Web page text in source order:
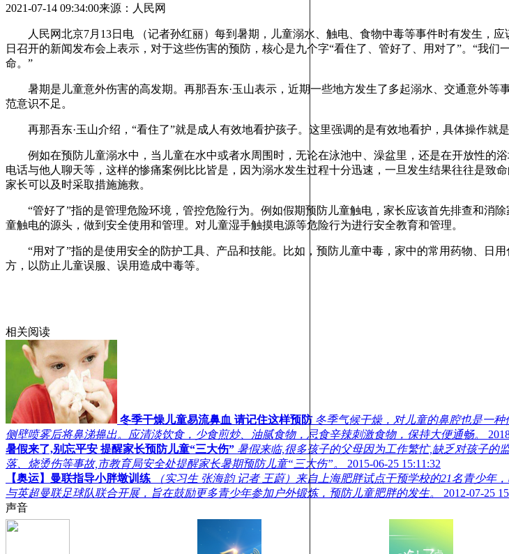
2021-07-14 09:34:00来源：人民网
人民网北京7月13日电 （记者孙红丽）每到暑期，儿童溺水、触电、食物中毒等事件时有发生，应
日召开的新闻发布会上表示，对于这些伤害的预防，核心是九个字“看住了、管好了、用对了”。“我
命。”
暑期是儿童意外伤害的高发期。再那吾东·玉山表示，近期一些地方发生了多起溺水、交通意外等
范意识不足。
再那吾东·玉山介绍，“看住了”就是成人有效地看护孩子。这里强调的是有效地看护，具体操作就是
例如在预防儿童溺水中，当儿童在水中或者水周围时，无论在泳池中、澡盆里，还是在开放性的
电话与他人聊天等，这样的惨痛案例比比皆是，因为溺水发生过程十分迅速，一旦发生结果往往是致
家长可以及时采取措施施救。
“管好了”指的是管理危险环境，管控危险行为。例如假期预防儿童触电，家长应该首先排查和消
童触电的源头，做到安全使用和管理。对儿童湿手触摸电源等危险行为进行安全教育和管理。
“用对了”指的是使用安全的防护工具、产品和技能。比如，预防儿童中毒，家中的常用药物、日
方，以防止儿童误服、误用造成中毒等。
相关阅读
冬季干燥儿童易流鼻血 请记住这样预防 冬季气候干燥，对儿童的鼻腔也是一
侧壁喷雾后将鼻涕擤出。应清淡饮食，少食煎炒、油腻食物，忌食辛辣刺激食物，保持大便通畅。
暑假来了,别忘平安 提醒家长预防儿童“三大伤” 暑假来临,很多孩子的父母因为工作繁忙,缺乏对孩子的
落、烧烫伤等事故,市教育局安全处提醒家长暑期预防儿童“三大伤”。
2015-06-25 15:11:32
【奥运】曼联指导小胖墩训练
（实习生 张海韵 记者 王蔚）来自上海肥胖试点干预学校的21名青少
与英超曼联足球队联合开展，旨在鼓励更多青少年参加户外锻炼，预防儿童肥胖的发生。
2012-07-25
声音